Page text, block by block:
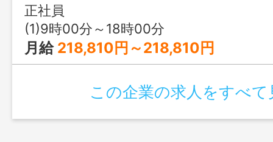
ランクがある方も大歓迎です。 お仕事
おります 変更範囲：変更なし
正社員
(1)9時00分～18時00分
月給 218,810円～218,810円
この企業の求人をすべて